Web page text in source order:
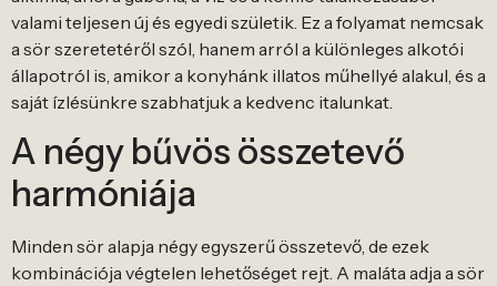
valami teljesen új és egyedi születik. Ez a folyamat nemcsak
a sör szeretetéről szól, hanem arról a különleges alkotói
állapotról is, amikor a konyhánk illatos műhellyé alakul, és a
saját ízlésünkre szabhatjuk a kedvenc italunkat.
A négy bűvös összetevő
harmóniája
Minden sör alapja négy egyszerű összetevő, de ezek
kombinációja végtelen lehetőséget rejt. A maláta adja a sör